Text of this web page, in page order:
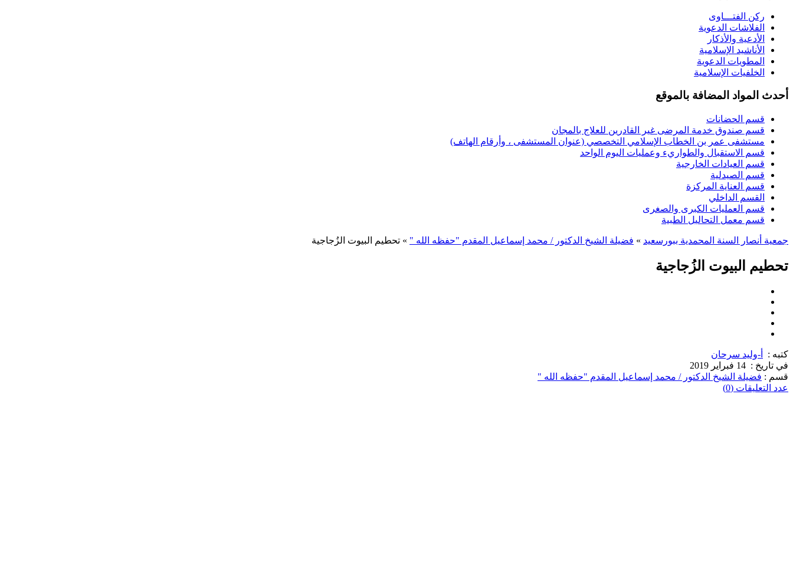
ركن الفتـــاوى
الفلاشات الدعوية
الأدعية والأذكار
الأناشيد الإسلامية
المطويات الدعوية
الخلفيات الإسلامية
أحدث المواد المضافة بالموقع
قسم الحضانات
قسم صندوق خدمة المرضى غير القادرين للعلاج بالمجان
مستشفى عمر بن الخطاب الإسلامي التخصصي (عنوان المستشفى ، وأرقام الهاتف)
قسم الاستقبال والطواريء وعمليات اليوم الواحد
قسم العيادات الخارجية
قسم الصيدلية
قسم العناية المركزة
القسم الداخلي
قسم العمليات الكبرى والصغرى
قسم معمل التحاليل الطبية
جمعية أنصار السنة المحمدية ببورسعيد » فضيلة الشيخ الدكتور / محمد إسماعيل المقدم "حفظه الله " » تحطيم البيوت الزُجاجية
تحطيم البيوت الزُجاجية
كتبه :
أ-وليد سرحان
في تاريخ : 14 فبراير 2019
قسم : فضيلة الشيخ الدكتور / محمد إسماعيل المقدم "حفظه الله "
عدد التعليقات (0)